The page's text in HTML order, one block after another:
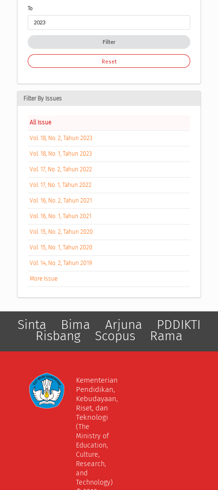
To
Filter
Reset
Filter By Issues
All Issue
Vol. 18, No. 2, Tahun 2023
Vol. 18, No. 1, Tahun 2023
Vol. 17, No. 2, Tahun 2022
Vol. 17, No. 1, Tahun 2022
Vol. 16, No. 2, Tahun 2021
Vol. 16, No. 1, Tahun 2021
Vol. 15, No. 2, Tahun 2020
Vol. 15, No. 1, Tahun 2020
Vol. 14, No. 2, Tahun 2019
More Issue
Sinta Bima Arjuna PDDIKTI
Risbang Scopus Rama
Kementerian
Pendidikan,
Kebudayaan,
Riset, dan
Teknologi
(The
Ministry of
Education,
Culture,
Research,
and
Technology)